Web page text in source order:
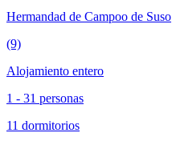
Hermandad de Campoo de Suso
(9)
Alojamiento entero
1 - 31 personas
11 dormitorios